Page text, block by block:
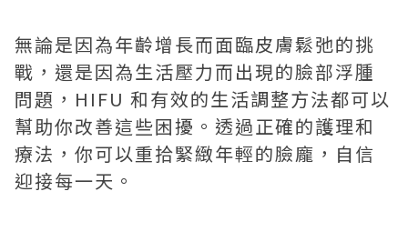
無論是因為年齡增長而面臨皮膚鬆弛的挑
戰，還是因為生活壓力而出現的臉部浮腫
問題，HIFU 和有效的生活調整方法都可以
幫助你改善這些困擾。透過正確的護理和
療法，你可以重拾緊緻年輕的臉龐，自信
迎接每一天。